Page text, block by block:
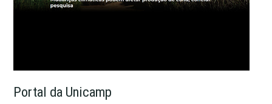
Portal da Unicamp